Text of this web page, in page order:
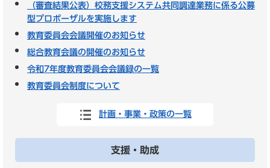
（審査結果公表）校務支援システム共同調達業務に係る公募
型プロポーザルを実施します
教育委員会会議開催のお知らせ
総合教育会議の開催のお知らせ
令和7年度教育委員会会議録の一覧
教育委員会制度について
計画・事業・政策の一覧
支援・助成